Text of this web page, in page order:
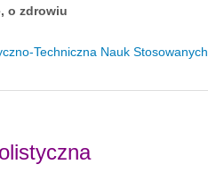
o zdrowiu
Techniczna Nauk Stosowanych